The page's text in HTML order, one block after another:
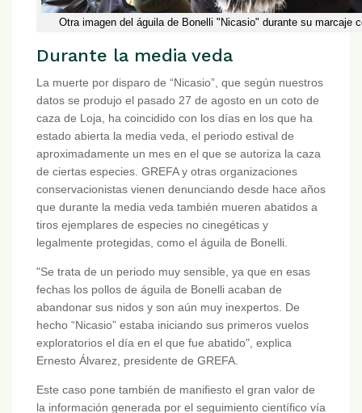
Otra imagen del águila de Bonelli "Nicasio" durante su marcaje
Durante la media veda
La muerte por disparo de “Nicasio”, que según nuestros
datos se produjo el pasado 27 de agosto en un coto de
caza de Loja, ha coincidido con los días en los que ha
estado abierta la media veda, el periodo estival de
aproximadamente un mes en el que se autoriza la caza
de ciertas especies. GREFA y otras organizaciones
conservacionistas vienen denunciando desde hace años
que durante la media veda también mueren abatidos a
tiros ejemplares de especies no cinegéticas y
legalmente protegidas, como el águila de Bonelli.
"Se trata de un periodo muy sensible, ya que en esas
fechas los pollos de águila de Bonelli acaban de
abandonar sus nidos y son aún muy inexpertos. De
hecho “Nicasio” estaba iniciando sus primeros vuelos
exploratorios el día en el que fue abatido", explica
Ernesto Álvarez, presidente de GREFA.
Este caso pone también de manifiesto el gran valor de
la información generada por el seguimiento científico vía